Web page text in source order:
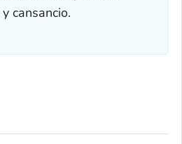
cansancio.